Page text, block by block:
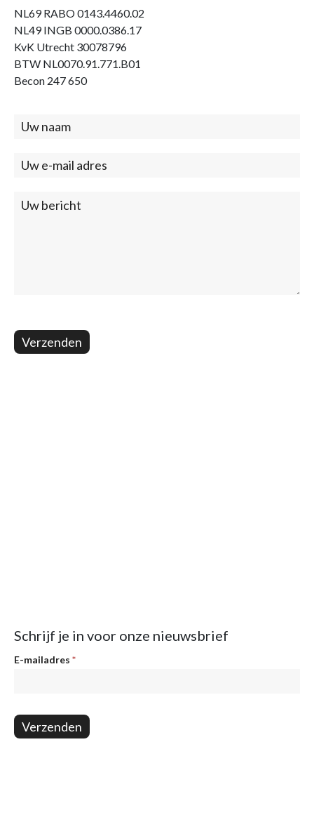
NL69 RABO 0143.4460.02
NL49 INGB 0000.0386.17
KvK Utrecht 30078796
BTW NL0070.91.771.B01
Becon 247 650
Contact
Verzenden
Schrijf je in voor onze nieuwsbrief
Nieuwsbrief
E-mailadres *
Verzenden